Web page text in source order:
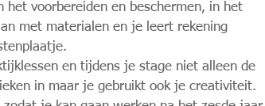
het voorbereiden en beschermen, in het
met materialen en je leert rekening
en tijdens je stage niet alleen de
in maar je gebruikt ook je creativiteit.